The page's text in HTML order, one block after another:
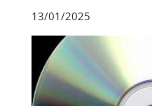
13/01/2025